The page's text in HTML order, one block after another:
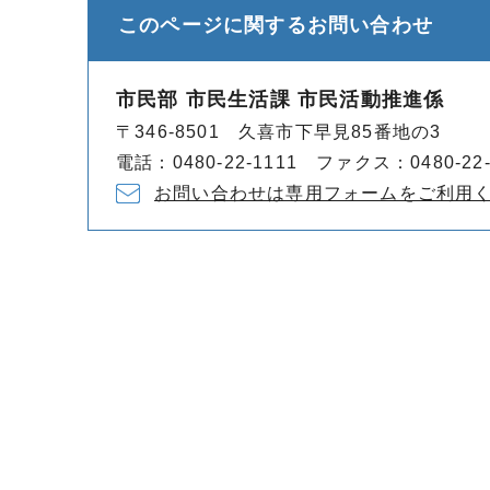
このページに関するお問い合わせ
市民部 市民生活課 市民活動推進係
〒346-8501 久喜市下早見85番地の3
電話：0480-22-1111 ファクス：0480-
お問い合わせは専用フォームをご利用く